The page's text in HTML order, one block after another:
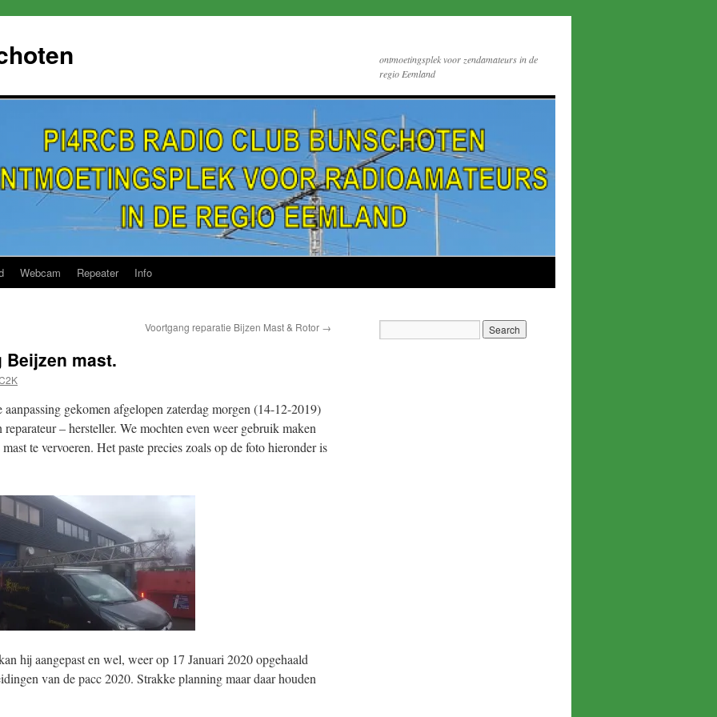
ontmoetingsplek voor zendamateurs in de
regio Eemland
Webcam Repeater Info
Voortgang reparatie Bijzen Mast & Rotor →
mast.
gekomen afgelopen zaterdag morgen (14-12-2019)
– hersteller. We mochten even weer gebruik maken
te vervoeren. Het paste precies zoals op de foto hieronder is
hij aangepast en wel, weer op 17 Januari 2020 opgehaald
van de pacc 2020. Strakke planning maar daar houden